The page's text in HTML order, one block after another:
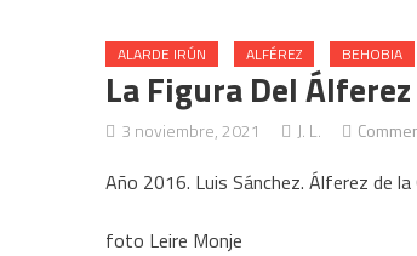
ALARDE IRÚN ALFÉREZ BEHOBIA
La Figura Del
3 noviembre, 2021 J. L.
Año 2016. Luis Sánchez. Álferez de
foto Leire Monje